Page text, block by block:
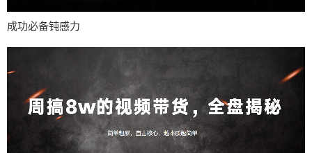
成功必备钝感力